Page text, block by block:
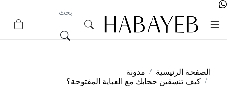
الصفحة الرئيسية
مدونة
كيف تنسقين حجابك مع العباية المفتوحة؟